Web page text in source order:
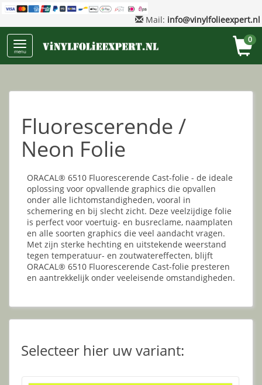
Mail: info@vinylfolieexpert.nl
menu
0
Fluorescerende /
Neon Folie
ORACAL® 6510 Fluorescerende Cast-folie - de ideale
oplossing voor opvallende graphics die opvallen
onder alle lichtomstandigheden, vooral in
schemering en bij slecht zicht. Deze veelzijdige folie
is perfect voor voertuig- en busreclame, naamplaten
en alle soorten graphics die veel aandacht vragen.
Met zijn sterke hechting en uitstekende weerstand
tegen temperatuur- en zoutwatereffecten, blijft
ORACAL® 6510 Fluorescerende Cast-folie presteren
en aantrekkelijk onder veeleisende omstandigheden.
Selecteer hier uw variant: